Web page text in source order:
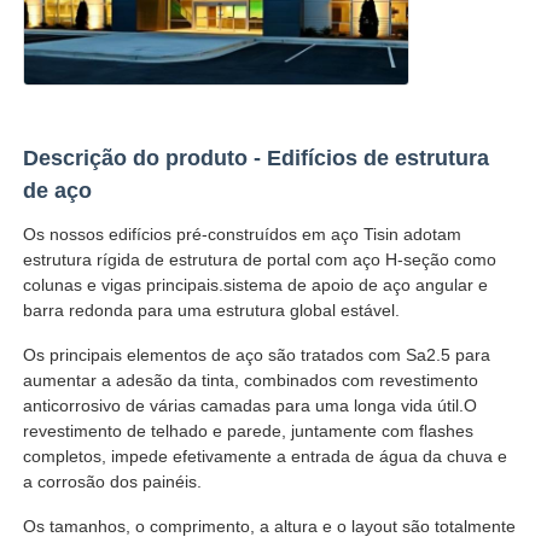
Solicitar Orçamento
Oficina de estrutura de aço
Edifício da estrutura de aço
Construção da estrutura de aço
Edifício da estrutura de aço
Descrição do produto - Edifícios de estrutura
de aço
Os nossos edifícios pré-construídos em aço Tisin adotam
estrutura rígida de estrutura de portal com aço H-seção como
colunas e vigas principais.sistema de apoio de aço angular e
barra redonda para uma estrutura global estável.
Os principais elementos de aço são tratados com Sa2.5 para
aumentar a adesão da tinta, combinados com revestimento
anticorrosivo de várias camadas para uma longa vida útil.O
revestimento de telhado e parede, juntamente com flashes
completos, impede efetivamente a entrada de água da chuva e
a corrosão dos painéis.
Os tamanhos, o comprimento, a altura e o layout são totalmente